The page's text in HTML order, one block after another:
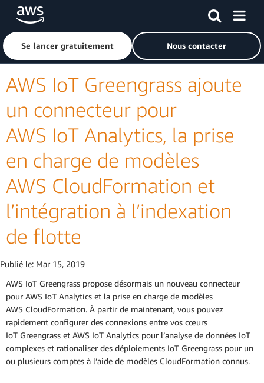
Passer au contenu principal
Cliquer ici pour revenir à la page d'accueil d'Amazon Web
Se lancer gratuitement Nous contacter
AWS IoT Greengrass ajoute
un connecteur pour
AWS IoT Analytics, la prise
en charge de modèles
AWS CloudFormation et
l’intégration à l’indexation
de flotte
Publié le: Mar 15, 2019
AWS IoT Greengrass propose désormais un nouveau connecteur
pour AWS IoT Analytics et la prise en charge de modèles
AWS CloudFormation. À partir de maintenant, vous pouvez
rapidement configurer des connexions entre vos cœurs
IoT Greengrass et AWS IoT Analytics pour l’analyse de données IoT
complexes et rationaliser des déploiements IoT Greengrass pour un
ou plusieurs comptes à l’aide de modèles CloudFormation connus.